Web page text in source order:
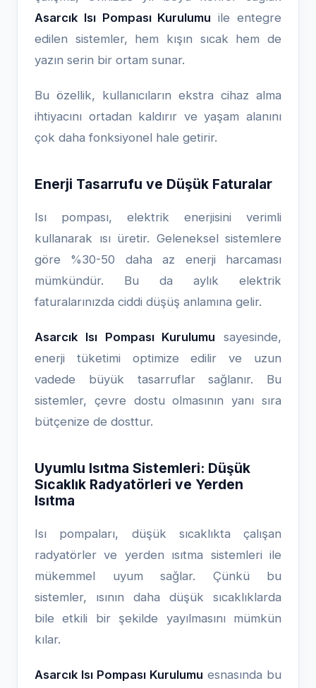
Asarcık Isı Pompası Kurulumu ile entegre
edilen sistemler, hem kışın sıcak hem de
yazın serin bir ortam sunar.
Bu özellik, kullanıcıların ekstra cihaz alma
ihtiyacını ortadan kaldırır ve yaşam alanını
çok daha fonksiyonel hale getirir.
Enerji Tasarrufu ve Düşük Faturalar
Isı pompası, elektrik enerjisini verimli
kullanarak ısı üretir. Geleneksel sistemlere
göre %30-50 daha az enerji harcaması
mümkündür. Bu da aylık elektrik
faturalarınızda ciddi düşüş anlamına gelir.
Asarcık Isı Pompası Kurulumu sayesinde,
enerji tüketimi optimize edilir ve uzun
vadede büyük tasarruflar sağlanır. Bu
sistemler, çevre dostu olmasının yanı sıra
bütçenize de dosttur.
Uyumlu Isıtma Sistemleri: Düşük
Sıcaklık Radyatörleri ve Yerden
Isıtma
Isı pompaları, düşük sıcaklıkta çalışan
radyatörler ve yerden ısıtma sistemleri ile
mükemmel uyum sağlar. Çünkü bu
sistemler, ısının daha düşük sıcaklıklarda
bile etkili bir şekilde yayılmasını mümkün
kılar.
Asarcık Isı Pompası Kurulumu esnasında bu